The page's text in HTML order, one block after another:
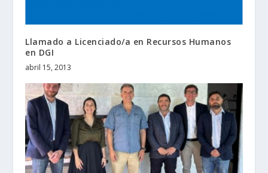
Llamado a Licenciado/a en Recursos Humanos
en DGI
abril 15, 2013